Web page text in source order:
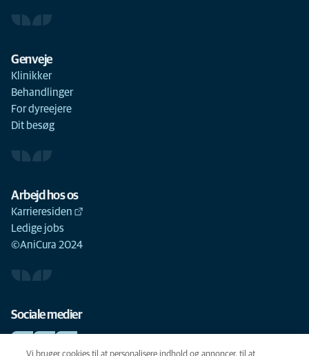
Genveje
Klinikker
Behandlinger
For dyreejere
Dit besøg
Arbejd hos os
Karrieresiden
Ledige jobs
©AniCura 2024
Sociale medier